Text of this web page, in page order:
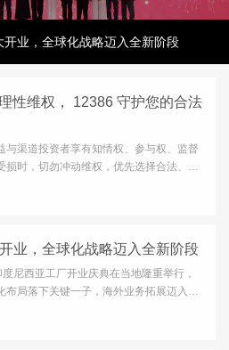
业，全球化战略迈入全新阶段
性维权， 12386 守护您的合法
与渠道投资者享有知情权、参与权、监督
时，切勿冲动维权，优先选择合法、正
业，全球化战略迈入全新阶段
尼西亚工厂开业庆典在当地隆重举行，
局落下关键一子，海外业务拓展迈入全